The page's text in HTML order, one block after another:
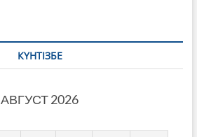
КҮНТІЗБЕ
АВГУСТ 2026